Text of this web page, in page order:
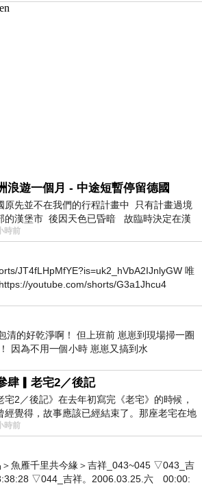
浪遊一個月 - 中途短暫停留德國
原先並不在我們的行程計畫中 只有計畫過境
的漢堡市 後因天色已昏暗 故臨時決定在漢
吃晚餐和過夜
時前
JT4fLHpMfYE?is=uk2_hVbA2IJnlyGW 唯
youtube.com/shorts/G3a1Jhcu4
清的好乾淨啊！ 但上班前 崽崽到現場掃一圈
因為不用一個小時 崽崽又搞到水
肆▎老宅2／後記
宅2／後記》在去年初寫完《老宅》的時候，
經覺得，故事應該已經結束了。那座老宅在地
倒塌，七個人終於離開那片黑暗，
時前
魚雁千里共今緣＞吉祥_043~045 ▽043_吉
▽044_吉祥。2006.03.25.六 00:00: